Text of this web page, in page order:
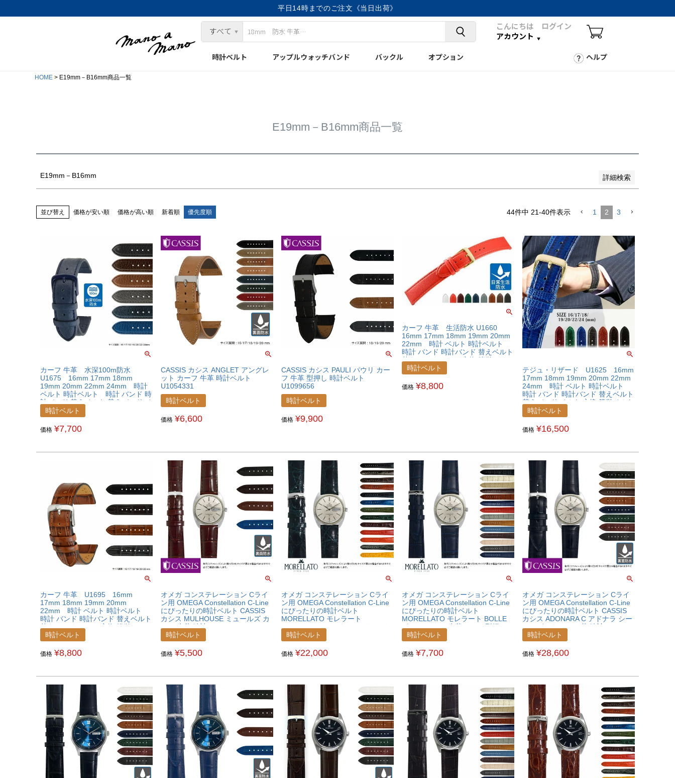
平日14時までのご注文《当日出荷》
こんにちは ログイン
アカウント
時計ベルト アップルウォッチバンド バックル オプション ヘルプ
HOME E19mm－B16mm商品一覧
E19mm－B16mm商品一覧
E19mm－B16mm 詳細検索
在庫なし商品を表示しない
並び替え 価格が安い順 価格が高い順 新着順 優先度順 44件中 21-40件表示 1 2 3
カーフ 牛革 水深100m防水
U1675 16mm 17mm 18mm
19mm 20mm 22mm 24mm 時計
ベルト 時計ベルト 時計 バンド 時
計バンド 替えベルト 替えバンド ベ
ルト 交換 簡単ベルト交換用工具付
時計ベルト
価格 ¥7,700
CASSIS カシス ANGLET アングレ
ット カーフ 牛革 時計ベルト
U1054331
時計ベルト
価格 ¥6,600
CASSIS カシス PAULI パウリ カー
フ 牛革 型押し 時計ベルト
U1099656
時計ベルト
価格 ¥9,900
カーフ 牛革 生活防水 U1660
16mm 17mm 18mm 19mm 20mm
22mm 時計 ベルト 時計ベルト
時計 バンド 時計バンド 替えベルト
替えバンド ベルト 交換 簡単ベルト
交換用工具付
時計ベルト
価格 ¥8,800
テジュ・リザード U1625 16mm
17mm 18mm 19mm 20mm 22mm
24mm 時計 ベルト 時計ベルト
時計 バンド 時計バンド 替えベルト
替えバンド ベルト 交換 簡単ベルト
交換用工具付
時計ベルト
価格 ¥16,500
カーフ 牛革 U1695 16mm
17mm 18mm 19mm 20mm
22mm 時計 ベルト 時計ベルト
時計 バンド 時計バンド 替えベルト
替えバンド ベルト 交換 簡単ベルト
交換用工具付
時計ベルト
価格 ¥8,800
オメガ コンステレーション Cライ
ン用 OMEGA Constellation C-Line
にぴったりの時計ベルト CASSIS
カシス MULHOUSE ミュールズ カ
ーフ 牛革 時計ベルト
U0040656OMGCLC
時計ベルト
価格 ¥5,500
オメガ コンステレーション Cライ
ン用 OMEGA Constellation C-Line
にぴったりの時計ベルト
MORELLATO モレラート
AMADEUS アマデウス カイマンク
ロコ ワニ革 時計ベルト
U0518052OMGCLC
時計ベルト
価格 ¥22,000
オメガ コンステレーション Cライ
ン用 OMEGA Constellation C-Line
にぴったりの時計ベルト
MORELLATO モレラート BOLLE
ボーレ カーフ 牛革 クロコ型押し
時計ベルト X2269480OMGCLC
時計ベルト
価格 ¥7,700
オメガ コンステレーション Cライ
ン用 OMEGA Constellation C-Line
にぴったりの時計ベルト CASSIS
カシス ADONARA C アドナラ シー
アリゲーター ワニ革 時計ベルト
U1017A70OMGCLC
時計ベルト
価格 ¥28,600